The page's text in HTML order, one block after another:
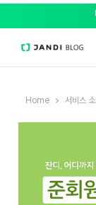
Home 서비스